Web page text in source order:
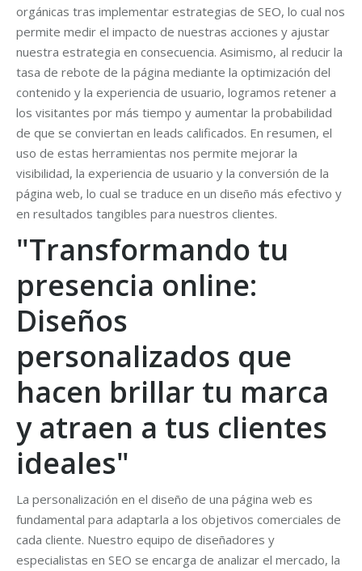
orgánicas tras implementar estrategias de SEO, lo cual nos
permite medir el impacto de nuestras acciones y ajustar
nuestra estrategia en consecuencia. Asimismo, al reducir la
tasa de rebote de la página mediante la optimización del
contenido y la experiencia de usuario, logramos retener a
los visitantes por más tiempo y aumentar la probabilidad
de que se conviertan en leads calificados. En resumen, el
uso de estas herramientas nos permite mejorar la
visibilidad, la experiencia de usuario y la conversión de la
página web, lo cual se traduce en un diseño más efectivo y
en resultados tangibles para nuestros clientes.
"Transformando tu
presencia online:
Diseños
personalizados que
hacen brillar tu marca
y atraen a tus clientes
ideales"
La personalización en el diseño de una página web es
fundamental para adaptarla a los objetivos comerciales de
cada cliente. Nuestro equipo de diseñadores y
especialistas en SEO se encarga de analizar el mercado, la